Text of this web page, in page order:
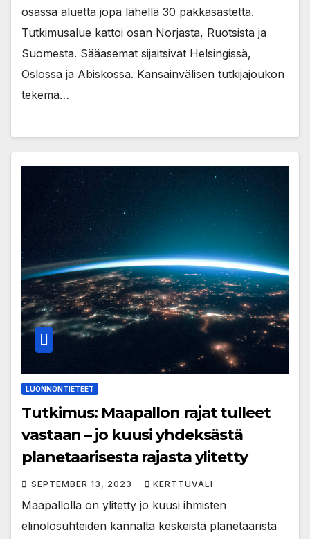
osassa aluetta jopa lähellä 30 pakkasastetta.
Tutkimusalue kattoi osan Norjasta, Ruotsista ja
Suomesta. Sääasemat sijaitsivat Helsingissä,
Oslossa ja Abiskossa. Kansainvälisen tutkijajoukon
tekemä…
LUONNONTIETEET
Tutkimus: Maapallon rajat tulleet
vastaan – jo kuusi yhdeksästä
planetaarisesta rajasta ylitetty
SEPTEMBER 13, 2023 KERTTUVALI
Maapallolla on ylitetty jo kuusi ihmisten
elinolosuhteiden kannalta keskeistä planetaarista